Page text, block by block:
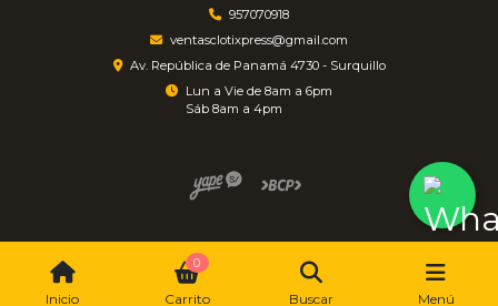
957070918
ventasclotixpress@gmail.com
Av. República de Panamá 4730 - Surquillo
Lun a Vie de 8am a 6pm
Sáb 8am a 4pm
Ferretería ClotiXpress © 2026 by Edrian
Inicio
0
Carrito Buscar Menú